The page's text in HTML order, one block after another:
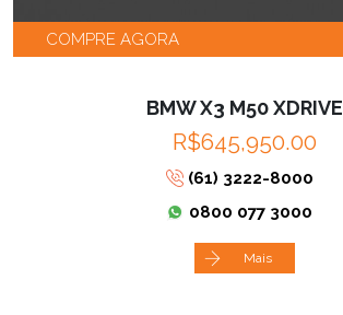
COMPRE AGORA
BMW X3 M50 XDRIVE
R$645,950.00
(61) 3222-8000
0800 077 3000
Mais